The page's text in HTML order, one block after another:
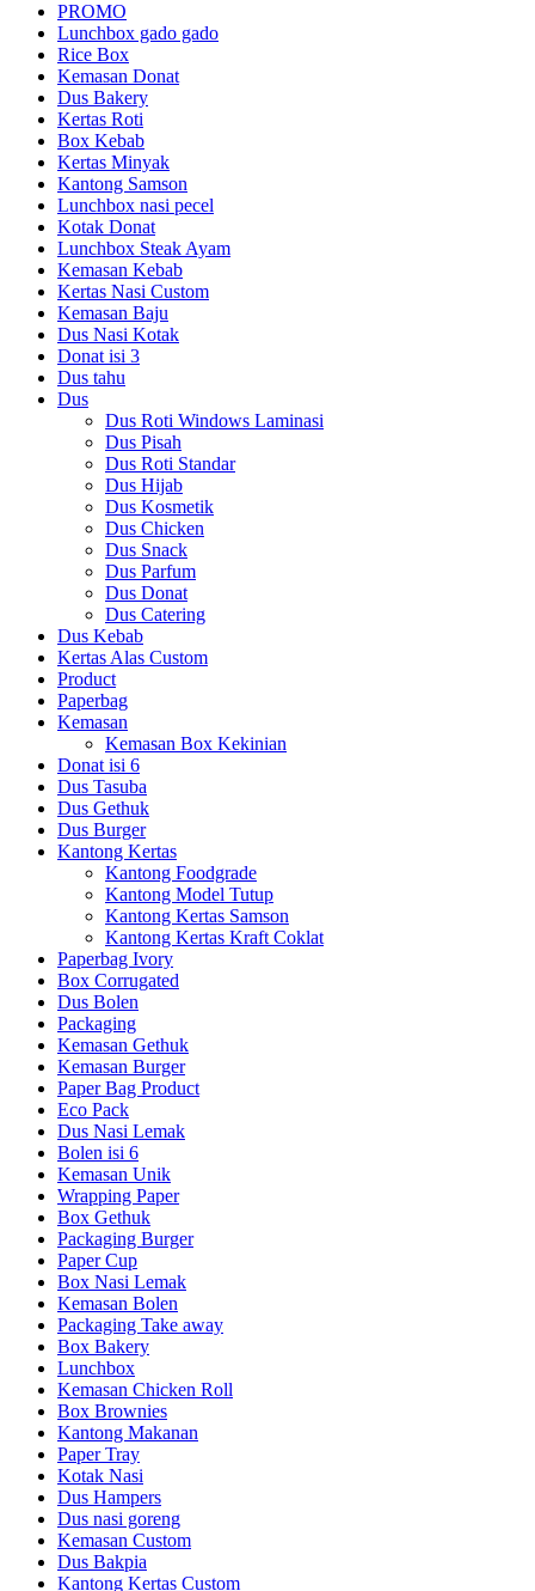
PROMO
Lunchbox gado gado
Rice Box
Kemasan Donat
Dus Bakery
Kertas Roti
Box Kebab
Kertas Minyak
Kantong Samson
Lunchbox nasi pecel
Kotak Donat
Lunchbox Steak Ayam
Kemasan Kebab
Kertas Nasi Custom
Kemasan Baju
Dus Nasi Kotak
Donat isi 3
Dus tahu
Dus
Dus Roti Windows Laminasi
Dus Pisah
Dus Roti Standar
Dus Hijab
Dus Kosmetik
Dus Chicken
Dus Snack
Dus Parfum
Dus Donat
Dus Catering
Dus Kebab
Kertas Alas Custom
Product
Paperbag
Kemasan
Kemasan Box Kekinian
Donat isi 6
Dus Tasuba
Dus Gethuk
Dus Burger
Kantong Kertas
Kantong Foodgrade
Kantong Model Tutup
Kantong Kertas Samson
Kantong Kertas Kraft Coklat
Paperbag Ivory
Box Corrugated
Dus Bolen
Packaging
Kemasan Gethuk
Kemasan Burger
Paper Bag Product
Eco Pack
Dus Nasi Lemak
Bolen isi 6
Kemasan Unik
Wrapping Paper
Box Gethuk
Packaging Burger
Paper Cup
Box Nasi Lemak
Kemasan Bolen
Packaging Take away
Box Bakery
Lunchbox
Kemasan Chicken Roll
Box Brownies
Kantong Makanan
Paper Tray
Kotak Nasi
Dus Hampers
Dus nasi goreng
Kemasan Custom
Dus Bakpia
Kantong Kertas Custom